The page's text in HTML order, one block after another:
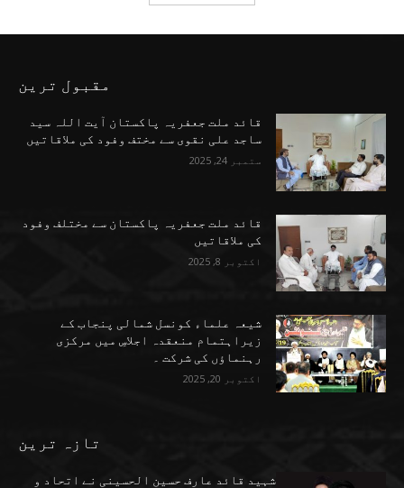
مقبول ترین
قائد ملت جعفریہ پاکستان آیت اللہ سید
ساجد علی نقوی سے مختف وفود کی ملاقاتیں
ستمبر 24, 2025
قائد ملت جعفریہ پاکستان سے مختلف وفود
کی ملاقاتیں
اکتوبر 8, 2025
شیعہ علماء کونسل شمالی پنجاب کے
زیراہتمام منعقدہ اجلاسِ میں مرکزی
رہنماؤں کی شرکت ۔
اکتوبر 20, 2025
تازہ ترین
شہید قائد عارف حسین الحسینی نے اتحاد و